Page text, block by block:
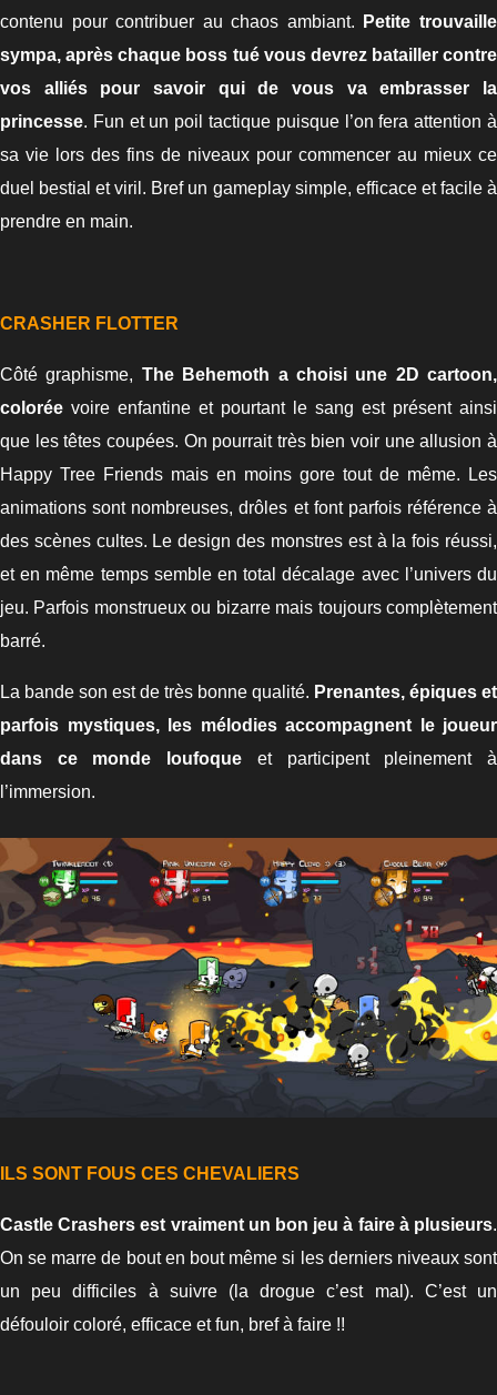
contenu pour contribuer au chaos ambiant.
Petite trouvaille
sympa, après chaque boss tué vous devrez batailler contre
vos alliés pour savoir qui de vous va embrasser la
princesse. Fun et un poil tactique puisque l’on fera attention à
sa vie lors des fins de niveaux pour commencer au mieux ce
duel bestial et viril. Bref un gameplay simple, efficace et facile à
prendre en main.
CRASHER FLOTTER
Côté graphisme, The Behemoth a choisi une 2D cartoon,
colorée voire enfantine et pourtant le sang est présent ainsi
que les têtes coupées. On pourrait très bien voir une allusion à
Happy Tree Friends mais en moins gore tout de même. Les
animations sont nombreuses, drôles et font parfois référence à
des scènes cultes. Le design des monstres est à la fois réussi,
et en même temps semble en total décalage avec l’univers du
jeu. Parfois monstrueux ou bizarre mais toujours complètement
barré.
La bande son est de très bonne qualité. Prenantes, épiques et
parfois mystiques, les mélodies accompagnent le joueur
dans ce monde loufoque et participent pleinement à
l’immersion.
ILS SONT FOUS CES CHEVALIERS
Castle Crashers est vraiment un bon jeu à faire à plusieurs.
On se marre de bout en bout même si les derniers niveaux sont
un peu difficiles à suivre (la drogue c’est mal). C’est un
défouloir coloré, efficace et fun, bref à faire !!